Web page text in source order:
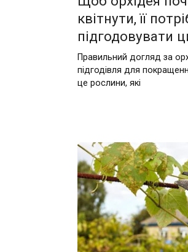
квітнути, її
підгодовувати
Правильний догляд за
підгодівля для
це рослини, які